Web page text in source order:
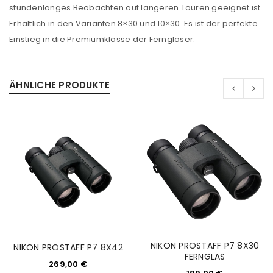
Angemeldet bleiben
ANMELDEN
PASSWORT VERGESSEN?
E-Mail-Adresse*
stundenlanges Beobachten auf längeren Touren geeignet ist.
Erhältlich in den Varianten 8×30 und 10×30. Es ist der perfekte
Einstieg in die Premiumklasse der Ferngläser.
ÄHNLICHE PRODUKTE
NIKON PROSTAFF P7 8X42
269,00 €
NIKON PROSTAFF P7 8X30
FERNGLAS